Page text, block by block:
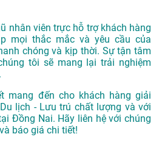
nhân viên trực hỗ trợ khách hàng
mọi thắc mắc và yêu cầu của
chóng và kịp thời. Sự tận tâm
tôi sẽ mang lại trải nghiệm
mang đến cho khách hàng giải
lịch - Lưu trú chất lượng và với
Đồng Nai. Hãy liên hệ với chúng
báo giá chi tiết!